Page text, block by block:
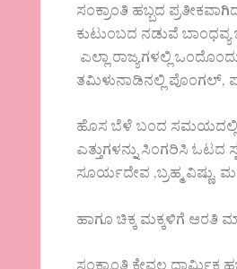
ಸಂಕ್ರಾಂತಿ ಹಬ್ಬದ
ಕುಟುಂಬದ ನಡುವೆ
ಎಲ್ಲಾ ರಾಜ್ಯಗಳಲ್ಲಿ
ತಮಿಳುನಾಡಿನಲ್ಲಿ ಪೊಂಗಲ್,
ಹೊಸ ಬೆಳೆ ಬಂದ ಸಮಯದಲ್ಲಿ
ಎತ್ತುಗಳನ್ನು ಸಿಂಗರಿಸಿ ಓಟದ
ಸೂರ್ಯದೇವ ,ಬ್ರಹ್ಮ ವಿಷ್ಣು,
ಹಾಗೂ ಚಿಕ್ಕ ಮಕ್ಕಳಿಗೆ ಆರತಿ